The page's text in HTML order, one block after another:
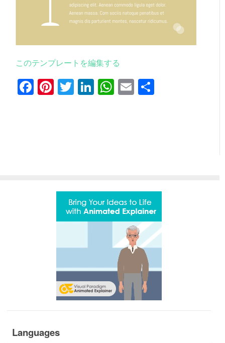
このテンプレートを編集する
Facebook
Pinterest
Twitter
LinkedIn
WhatsApp
Email
Languages